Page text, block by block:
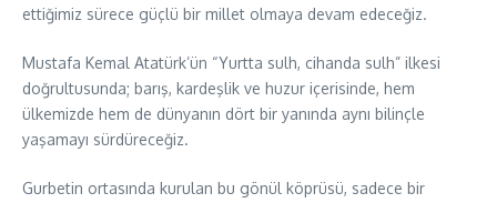
ettiğimiz sürece güçlü bir millet olmaya devam edeceğiz.
Mustafa Kemal Atatürk’ün “Yurtta sulh, cihanda sulh” ilkesi
doğrultusunda; barış, kardeşlik ve huzur içerisinde, hem
ülkemizde hem de dünyanın dört bir yanında aynı bilinçle
yaşamayı sürdüreceğiz.
Gurbetin ortasında kurulan bu gönül köprüsü, sadece bir